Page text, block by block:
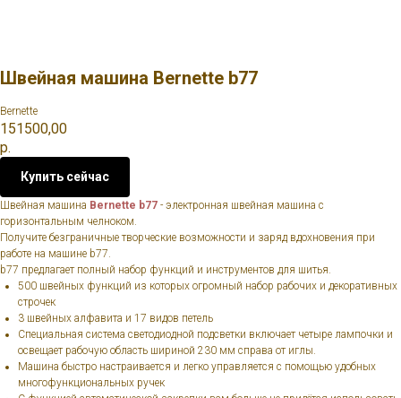
Швейная машина Bernette b77
Bernette
151500,00
р.
Купить сейчас
Швейная машина Bernette b77 - электронная швейная машина c
горизонтальным челноком.
Получите безграничные творческие возможности и заряд вдохновения при
работе на машине b77.
b77 предлагает полный набор функций и инструментов для шитья.
500 швейных функций из которых огромный набор рабочих и декоративных
строчек
3 швейных алфавита и 17 видов петель
Специальная система светодиодной подсветки включает четыре лампочки и
освещает рабочую область шириной 230 мм справа от иглы.
Машина быстро настраивается и легко управляется с помощью удобных
многофункциональных ручек